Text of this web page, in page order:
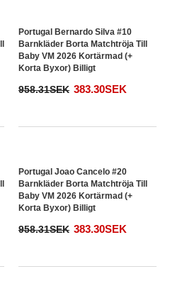
Barnkläder Borta Matchtröja Till
Baby VM 2026 Kortärmad (+
Korta Byxor) Billigt
Barnkläder Borta Matchtröja Till
Baby VM 2026 Kortärmad (+
Korta Byxor) Billigt